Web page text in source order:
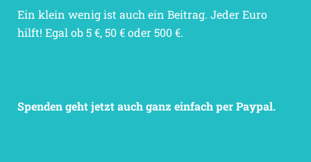
Ein klein wenig ist auch ein Beitrag. Jeder Euro
hilft! Egal ob 5 €, 50 € oder 500 €.
Spenden geht jetzt auch ganz einfach per Paypal.